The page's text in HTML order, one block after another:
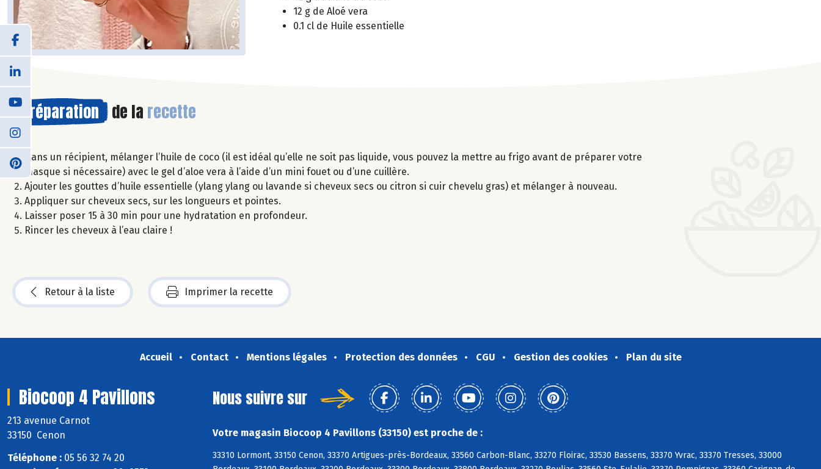
12 g de Aloé vera
0.1 cl de Huile essentielle
Préparation de la recette
Dans un récipient, mélanger l’huile de coco (il est idéal qu’elle ne soit pas liquide, vous pouvez la mettre au frigo avant de préparer votre
masque si nécessaire) avec le gel d’aloe vera à l’aide d’un mini fouet ou d’une cuillère.
Ajouter les gouttes d’huile essentielle (ylang ylang ou lavande si cheveux secs ou citron si cuir chevelu gras) et mélanger à nouveau.
Appliquer sur cheveux secs, sur les longueurs et pointes.
Laisser poser 15 à 30 min pour une hydratation en profondeur.
Rincer les cheveux à l’eau claire !
Retour à la liste Imprimer la recette
Accueil Contact Mentions légales Protection des données CGU Gestion des cookies Plan du site
Biocoop 4 Pavillons
213 avenue Carnot
33150 Cenon
Téléphone : 05 56 32 74 20
Nous suivre sur
Votre magasin Biocoop 4 Pavillons (33150) est proche de :
33310 Lormont, 33150 Cenon, 33370 Artigues-près-Bordeaux, 33560 Carbon-Blanc, 33270 Floirac, 33530 Bassens, 33370 Yvrac, 33370 Tresses, 33000